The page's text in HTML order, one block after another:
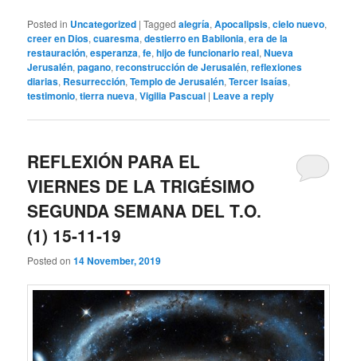
Posted in Uncategorized |Tagged alegría,Apocalipsis,cielo nuevo,
creer en Dios,cuaresma,destierro en Babilonia,era de la
restauración,esperanza,fe,hijo de funcionario real,Nueva
Jerusalén,pagano,reconstrucción de Jerusalén,reflexiones
diarias, Resurrección,Templo de Jerusalén,Tercer Isaías,
testimonio,tierra nueva,Vigilia Pascual | Leave a reply
REFLEXIÓN PARA EL
VIERNES DE LA TRIGÉSIMO
SEGUNDA SEMANA DEL T.O.
(1) 15-11-19
Posted on14 November, 2019